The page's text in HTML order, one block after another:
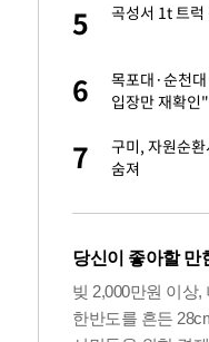
5 곡성서 1t 트
6
목포대·순천
입장만 재확인"
7
구미, 자원순
숨져